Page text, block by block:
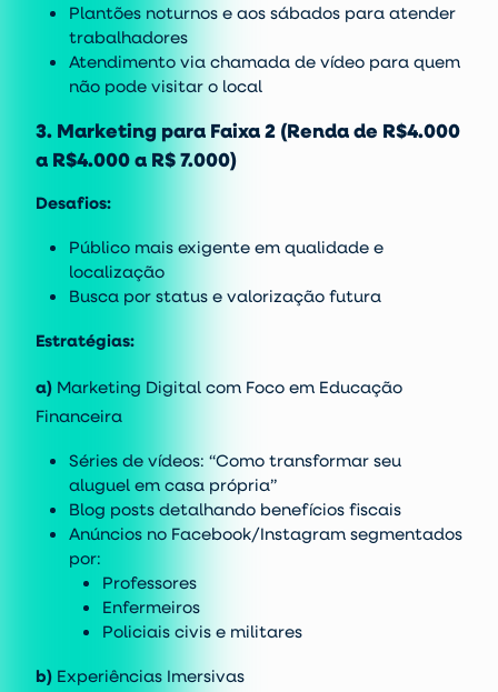
Plantões noturnos e aos sábados para atender
trabalhadores
Atendimento via chamada de vídeo para quem
não pode visitar o local
3. Marketing para Faixa 2 (Renda de R$4.000
a R$4.000 a R$ 7.000)
Desafios:
Público mais exigente em qualidade e
localização
Busca por status e valorização futura
Estratégias:
a) Marketing Digital com Foco em Educação
Financeira
Séries de vídeos: “Como transformar seu
aluguel em casa própria”
Blog posts detalhando benefícios fiscais
Anúncios no Facebook/Instagram segmentados
por:
Professores
Enfermeiros
Policiais civis e militares
b) Experiências Imersivas